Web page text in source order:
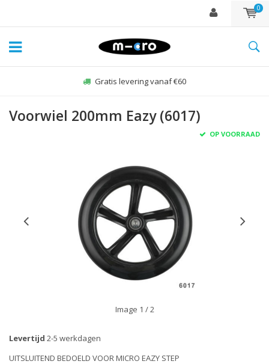
0
Gratis levering vanaf €60
Voorwiel 200mm Eazy (6017)
OP VOORRAAD
Image 1 / 2
Levertijd 2-5 werkdagen
UITSLUITEND BEDOELD VOOR MICRO EAZY STEP